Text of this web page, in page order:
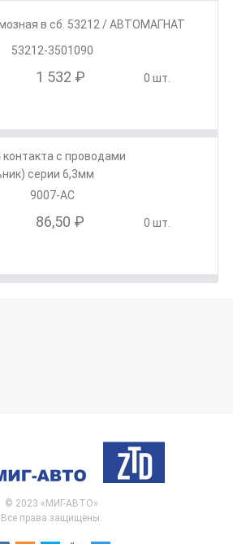
в сб. 53212 / АВТОМАГНАТ
53212-3501090
1 532 ₽ 0 шт.
контакта с проводами
серии 6,3мм
9007-АС
86,50 ₽ 0 шт.
© 2023 «МИГ-АВТО»
Все права защищены.